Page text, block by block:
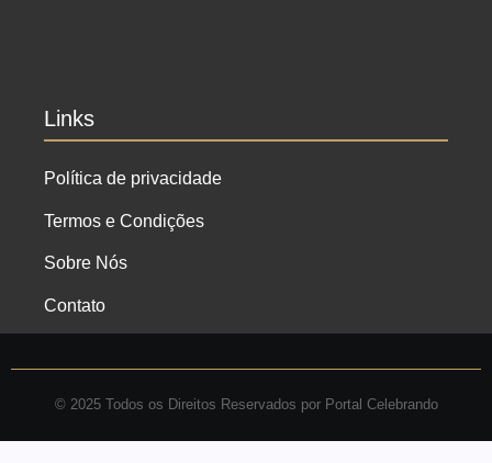
Links
Política de privacidade
Termos e Condições
Sobre Nós
Contato
© 2025 Todos os Direitos Reservados por Portal Celebrando